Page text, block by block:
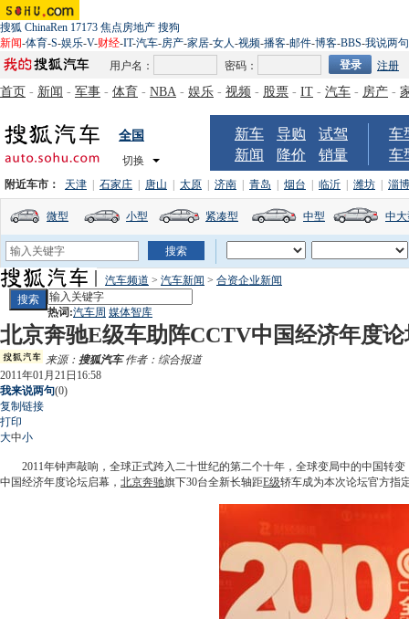
搜狐 ChinaRen 17173 焦点房地产 搜狗
新闻-体育-S-娱乐-V-财经-IT-汽车-房产-家居-女人-视频-播客-邮件-博客-BBS-我说两句
用户名：
密码： 注册
首页 - 新闻 - 军事 - 体育 - NBA - 娱乐 - 视频 - 股票 - IT - 汽车 - 房产 -
全国
切换
新车 导购
试驾
新闻
降价 销量
车
车
附近车市： 天津 石家庄 唐山 太原 济南 青岛 烟台 临沂 潍坊 淄博
微型 小型 紧凑型 中型 中
汽车频道 > 汽车新闻 > 合资企业新闻
热词:汽车周 媒体智库
北京奔驰E级车助阵CCTV中国经济年度论
来源： 搜狐汽车作者：综合报道
2011年01月21日16:58
我来说两句(0)
复制链接
打印
大中小
2011年钟声敲响，全球正式跨入二十世纪的第二个十年，全球变局中的中国转变
中国经济年度论坛启幕， 北京奔驰旗下30台全新长轴距E级轿车成为本次论坛官方指